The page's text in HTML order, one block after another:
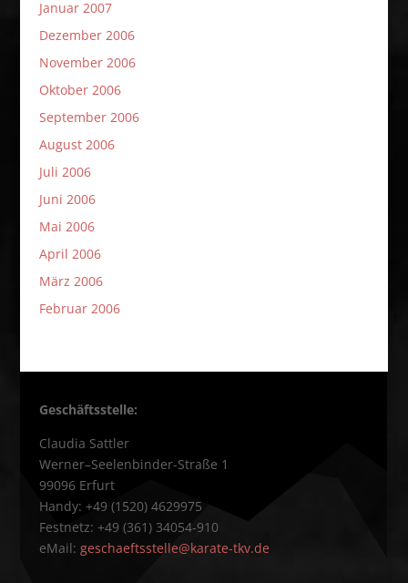
Januar 2007
Dezember 2006
November 2006
Oktober 2006
September 2006
August 2006
Juli 2006
Juni 2006
Mai 2006
April 2006
März 2006
Februar 2006
Geschäftsstelle:
Claudia Sattler
Werner–Seelenbinder-Straße 1
99096 Erfurt
Handy: +49 (1520) 4629975
Festnetz: +49 (361) 34054-910
eMail: geschaeftsstelle@karate-tkv.de